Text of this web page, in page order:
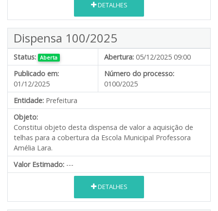
DETALHES
Dispensa 100/2025
Status: Aberta Abertura: 05/12/2025 09:00
Publicado em:
01/12/2025
Número do processo:
0100/2025
Entidade: Prefeitura
Objeto:
Constitui objeto desta dispensa de valor a aquisição de
telhas para a cobertura da Escola Municipal Professora
Amélia Lara.
Valor Estimado: ---
DETALHES